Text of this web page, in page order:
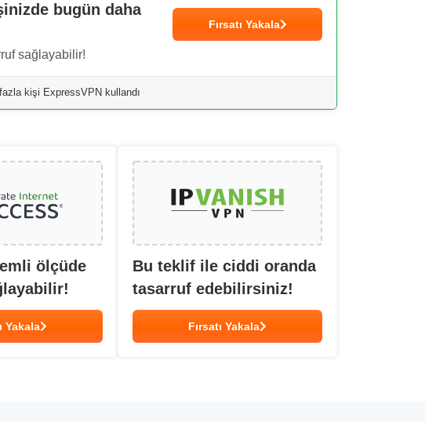
bugün daha
sağlayabilir!
Fırsatı Yakala
kişi ExpressVPN kullandı
ölçüde
Yakala
Bu teklif ile ciddi oranda
tasarruf edebilirsiniz!
Fırsatı Yakala